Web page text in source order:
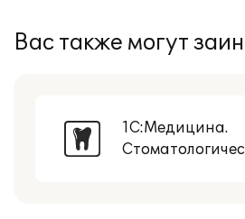
Вас также могут
1С:Медицина.